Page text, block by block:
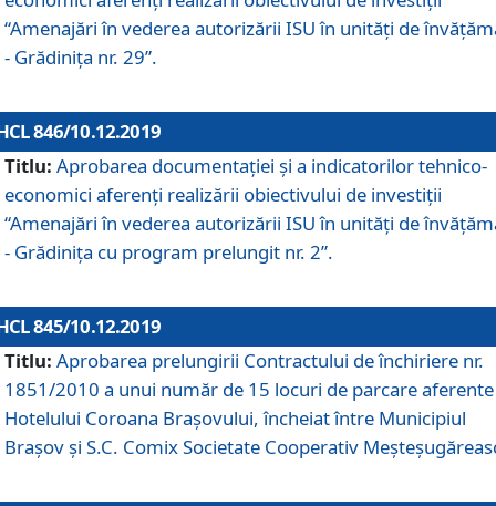
“Amenajări în vederea autorizării ISU în unități de
- Grădinița nr. 29”.
846/10.12.2019
Titlu: Aprobarea documentației și a indicatorilor tehnico-
economici aferenți realizării obiectivului de investiții
“Amenajări în vederea autorizării ISU în unități de
- Grădinița cu program prelungit nr. 2”.
845/10.12.2019
Titlu: Aprobarea prelungirii Contractului de închiriere nr.
1851/2010 a unui număr de 15 locuri de parcare aferente
Hotelului Coroana Brașovului, încheiat între Municipiul
Braşov şi S.C. Comix Societate Cooperativ